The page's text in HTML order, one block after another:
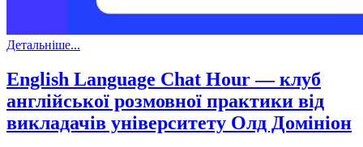
Детальніше...
English Language Chat Hour — клуб
англійської розмовної практики від
викладачів університету Олд Домініон